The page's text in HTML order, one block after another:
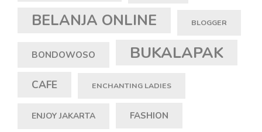
BELANJA ONLINE BLOGGER
BONDOWOSO BUKALAPAK
CAFE ENCHANTING LADIES
ENJOY JAKARTA FASHION